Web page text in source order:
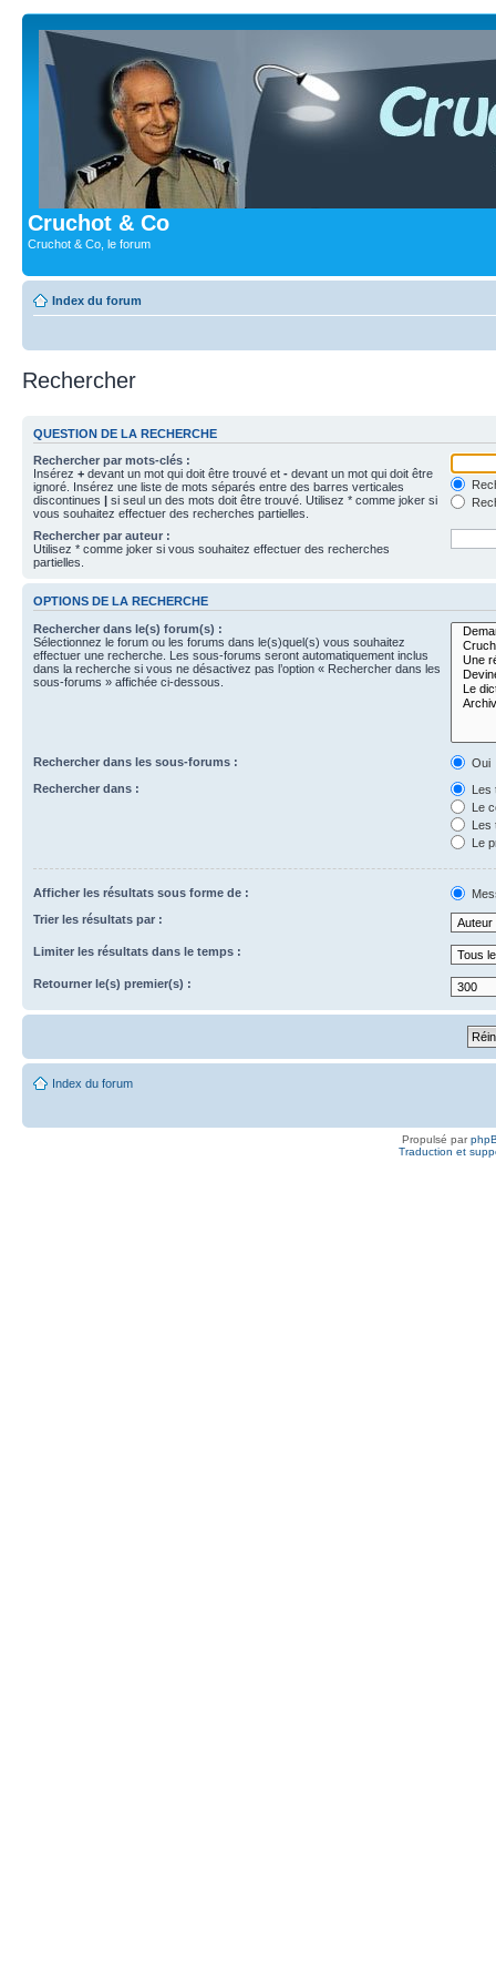
Cruchot & Co
Cruchot & Co, le forum
Index du forum
Rechercher
QUESTION DE LA RECHERCHE
Rechercher par mots-clés :
Insérez + devant un mot qui doit être trouvé et - devant un mot qui doit être
ignoré. Insérez une liste de mots séparés entre des barres verticales
discontinues | si seul un des mots doit être trouvé. Utilisez * comme joker si
vous souhaitez effectuer des recherches partielles.
Rechercher par auteur :
Utilisez * comme joker si vous souhaitez effectuer des recherches
partielles.
OPTIONS DE LA RECHERCHE
Rechercher dans le(s) forum(s) :
Sélectionnez le forum ou les forums dans le(s)quel(s) vous souhaitez
effectuer une recherche. Les sous-forums seront automatiquement inclus
dans la recherche si vous ne désactivez pas l’option « Rechercher dans les
sous-forums » affichée ci-dessous.
Rechercher dans les sous-forums :
Oui
Rechercher dans :
Les
Le
Les
Le
Afficher les résultats sous forme de :
Trier les résultats par :
Limiter les résultats dans le temps :
Retourner le(s) premier(s) :
Index du forum
Propulsé par
Traduction et